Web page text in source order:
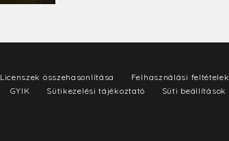
Licenszek összehasonlítása Felhasználási feltételek
GYIK Sütikezelési tájékoztató Süti beállítások